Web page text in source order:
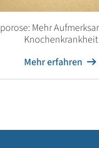
Mehr
Knochenkrankheit
Mehr erfahren